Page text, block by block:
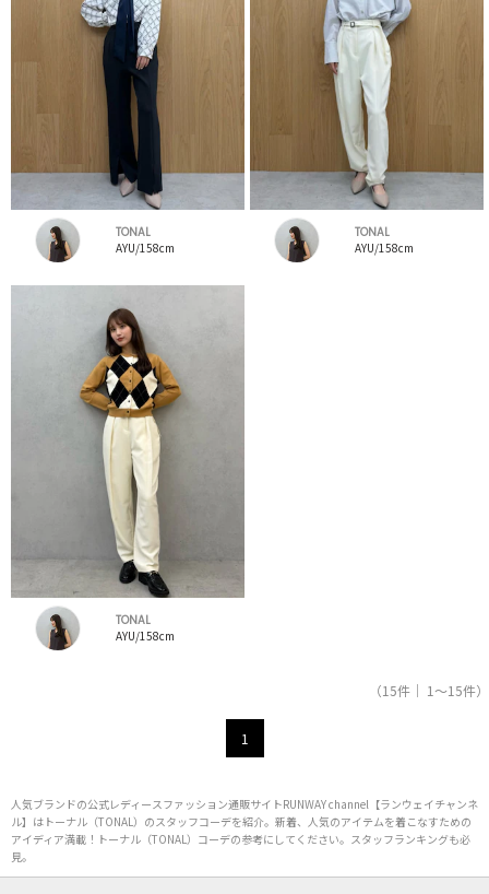
TONAL
AYU/158cm
TONAL
AYU/158cm
TONAL
AYU/158cm
（15件｜ 1～15件）
1
人気ブランドの公式レディースファッション通販サイトRUNWAY channel【ランウェイチャンネ
ル】はトーナル（TONAL）のスタッフコーデを紹介。新着、人気のアイテムを着こなすための
アイディア満載！トーナル（TONAL）コーデの参考にしてください。スタッフランキングも必
見。